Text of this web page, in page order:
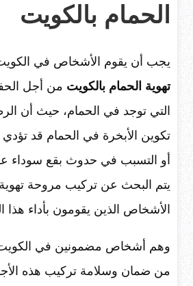
الحمام بالكويت
يجب أن يقوم الأشخاص في
تهوية الحمام بالكويت من أجل
التي توجد في الحمام، حيث أن
تكوين الأبخرة في الحمام قد تؤدي
أو التسبب في حدوث بقع سوداء
يتم البحث عن تركيب مروحة
الأشخاص الذين يقومون بأداء هذا
وهم أشخاص مضمونين في الكويت،
من ضمان وسلامة تركيب هذه